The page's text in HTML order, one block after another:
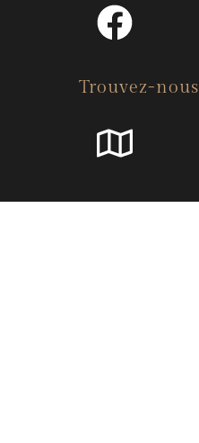
Trouvez-nous